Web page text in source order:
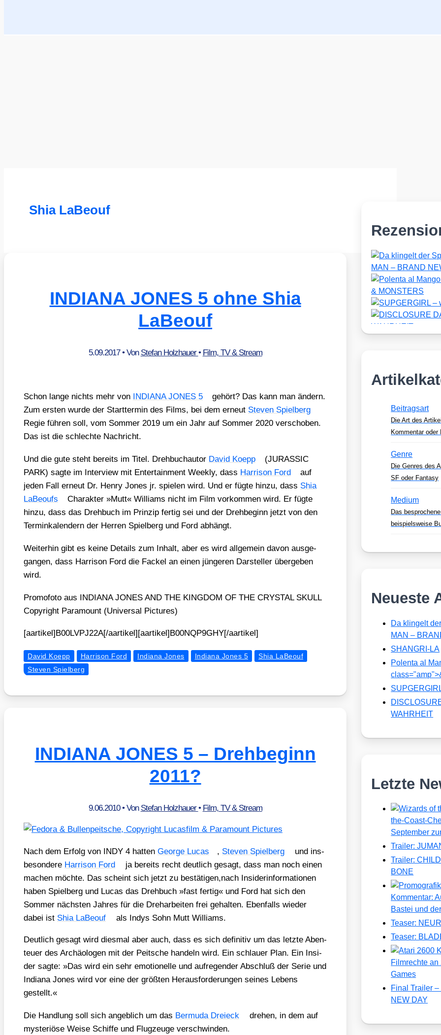
Shia LaBeouf
INDIANA JONES 5 ohne Shia
LaBeouf
5.09.2017• Von Stefan Holzhauer• Film, TV & Stream
Schon lan­ge nichts mehr von INDIANA JONES 5
gehört? Das kann man ändern.
Zum ers­ten wur­de der Start­ter­min des Films, bei dem erneut Ste­ven Spiel­berg
Regie füh­ren soll, vom Som­mer 2019 um ein Jahr auf Som­mer 2020 ver­scho­ben.
Das ist die schlech­te Nach­richt.
Und die gute steht bereits im Titel. Dreh­buch­au­tor David Koepp
(JURASSIC
PARK) sag­te im Inter­view mit Enter­tain­ment Weekly, dass Har­ri­son Ford
auf
jeden Fall erneut Dr. Hen­ry Jones jr. spie­len wird. Und er füg­te hin­zu, dass Shia
LaBe­oufs
Cha­rak­ter »Mutt« Wil­liams nicht im Film vor­kom­men wird. Er füg­te
hin­zu, dass das Dreh­buch im Prin­zip fer­tig sei und der Dreh­be­ginn jetzt von den
Ter­min­ka­len­dern der Her­ren Spiel­berg und Ford abhängt.
Wei­ter­hin gibt es kei­ne Details zum Inhalt, aber es wird all­ge­mein davon aus­ge­
gan­gen, dass Har­ri­son Ford die Fackel an einen jün­ge­ren Dar­stel­ler über­ge­ben
wird.
Pro­mo­fo­to aus INDIANA JONES AND THE KINGDOM OF THE CRYSTAL SKULL
Copy­right Para­mount (Uni­ver­sal Pic­tures)
[aartikel]B00LVPJ22A[/aartikel][aartikel]B00NQP9GHY[/aartikel]
David Koepp Harrison Ford Indiana Jones Indiana Jones 5
Shia LaBeouf
Steven Spielberg
INDIANA JONES 5 – Drehbeginn
2011?
9.06.2010• Von Stefan Holzhauer• Film, TV & Stream
Nach dem Erfolg von INDY 4 hat­ten Geor­ge Lucas , Ste­ven Spiel­berg
und ins­
be­son­de­re Har­ri­son Ford
ja bereits recht deut­lich gesagt, dass man noch einen
machen möch­te. Das scheint sich jetzt zu bestätigen,nach Insi­der­infor­ma­tio­nen
haben Spiel­berg und Lucas das Dreh­buch »fast fer­tig« und Ford hat sich den
Som­mer nächs­ten Jah­res für die Dreh­ar­bei­ten frei gehal­ten. Eben­falls wie­der
dabei ist Shia LaBe­ouf als Indys Sohn Mutt Wil­liams.
Deut­lich gesagt wird dies­mal aber auch, dass es sich defi­ni­tiv um das letz­te Aben­
teu­er des Archäo­lo­gen mit der Peit­sche han­deln wird. Ein schlau­er Plan. Ein Insi­
der sag­te: »Das wird ein sehr emo­tio­nel­le und auf­re­gen­der Abschluß der Serie und
India­na Jones wird vor eine der größ­ten Her­aus­for­de­run­gen sei­nes Lebens
gestellt.«
Die Hand­lung soll sich angeb­lich um das Ber­mu­da Drei­eck
dre­hen, in dem auf
mys­te­riö­se Wei­se Schif­fe und Flug­zeu­ge ver­schwin­den.
Beitragsart
Die Art des
Kommentar oder
Genre
Die Genres des
SF oder Fantasy
Medium
Das
beispielsweise
Neueste
Da klingelt
MAN –
SHANGRI-LA
Polenta al
WAHRHEIT
Letzte
the-Coast-
September
Trailer:
Trailer:
BONE
Kommentar:
Bastei und
Teaser:
Teaser:
Filmrechte
Games
Final Trailer
NEW DAY